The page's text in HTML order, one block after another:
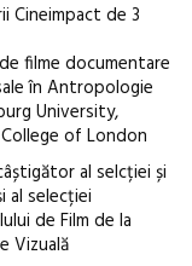
Cineimpact de 3
filme documentare
în Antropologie
University,
of London
al selcției și
al selecției
de Film de la
Vizuală